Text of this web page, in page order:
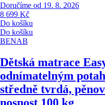
Doručíme od 19. 8. 2026
8 699 Kč
Do košíku
Do košíku
BENAB
Dětská matrace
odnímatelným
středně tvrdá,
nosnost 100 kg